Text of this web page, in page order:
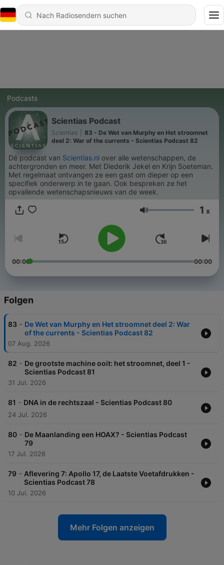
Podcasts
Scientias Podcast
Scientias
83 - De Wet van Murphy en Het stroomnet
deel 2: War of the currents - Scientias Podcast 82
Dé podcast van Scientias.nl over alle wetenschappen, de
achtergronden en meer. Met Diederik Jekel en Krijn Soeteman.
Met regelmaat ontvangen ze een gast om dieper op een
specifiek onderwerp in te gaan. Ook bespreken ze het
opvallende wetenschapsnieuws van de week.
Lautstärke 1 x
00:00 00:00
Folgen
83 - De Wet van Murphy en Het stroomnet deel 2: War
of the currents - Scientias Podcast 82
07 Aug. 2026
82 - De grootste machine ooit: het stroomnet, deel 1 -
Scientias Podcast 81
31 Jul. 2026
81 - DNA in de rechtszaal - Scientias Podcast 80
24 Jul. 2026
80 - De Maanlanding een HOAX? - Scientias Podcast
79
17 Jul. 2026
79 - ​Aflevering 7: Apollo 17, de Laatste Voetafdrukken -
Scientias Podcast 78
10 Jul. 2026
Mehr Folgen anzeigen